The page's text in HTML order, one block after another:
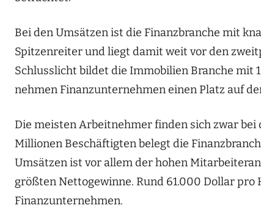
Bei den Umsätzen ist die Finanzbranche mit
Spitzenreiterund liegt damit weit vor den
Schlusslicht bildet die Immobilien Branche mit
nehmen Finanzunternehmen einen Platz auf
Die meisten Arbeitnehmer finden sich zwar
Millionen Beschäftigten belegt die
Umsätzen ist vor allem der hohen Mitarbeiter
größten Nettogewinne. Rund 61.000 Dollar pro
Finanzunternehmen.